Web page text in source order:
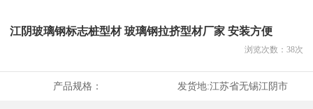
江阴玻璃钢标志桩型材 玻璃钢拉挤型材厂家 安装方便
浏览次数： 38次
产品规格： 发货地:江苏省无锡江阴市